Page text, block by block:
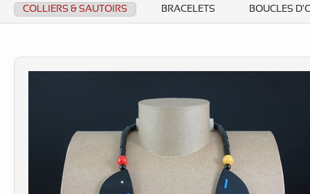
COLLIERS & SAUTOIRS BRACELETS BOUCLES